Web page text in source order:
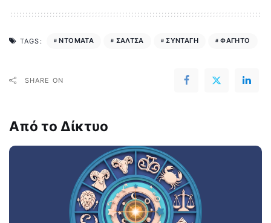
TAGS: ΝΤΟΜΑΤΑ ΣΑΛΤΣΑ ΣΥΝΤΑΓΗ ΦΑΓΗΤΟ
SHARE ON
Από το Δίκτυο